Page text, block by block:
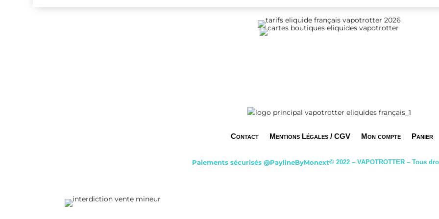
Contact Mentions Légales / CGV Mon compte Panier
Paiements sécurisés @PaylineByMonext© 2022 – VAPOTROTTER – Tous